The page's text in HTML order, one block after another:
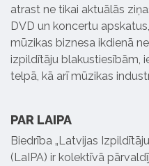
atrast ne tikai aktuālās
DVD un koncertu
mūzikas biznesa ikdienā
izpildītāju blakustiesībām,
telpā, kā arī mūzikas
PAR LAIPA
Biedrība „Latvijas
(LaIPA) ir kolektīvā